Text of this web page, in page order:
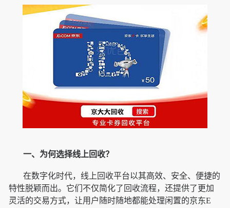
一、为何选择线上回收？
在数字化时代，线上回收平台以其高效、安全、便捷的
特性脱颖而出。它们不仅简化了回收流程，还提供了更加
灵活的交易方式，让用户随时随地都能处理闲置的京东E